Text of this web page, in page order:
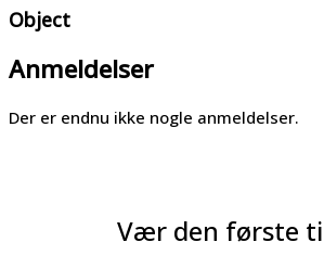
Object
Anmeldelser
Der er endnu ikke nogle anmeldelser.
Vær den første til